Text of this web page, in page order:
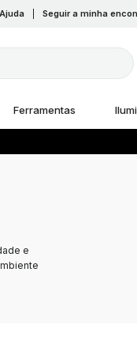
Ajuda Seguir a minha
Ferramentas
e